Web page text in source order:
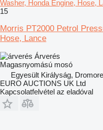
Washer, Honda Engine, Hose,
15
Morris PT2000 Petrol
Hose, Lance
Árverés
Magasnyomású mosó
Egyesült Királyság, Dromore
EURO AUCTIONS UK Ltd
Kapcsolatfelvétel az eladóval